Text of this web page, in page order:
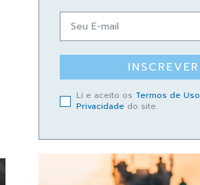
INSCREVER
Li e aceito os Termos de Uso
Privacidade do site.